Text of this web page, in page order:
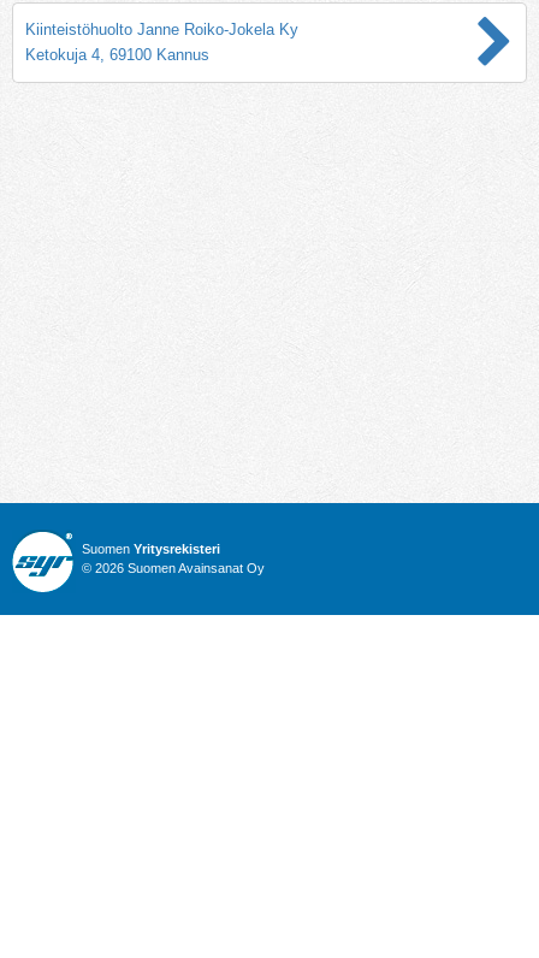
Kiinteistöhuolto Janne Roiko-Jokela Ky
Ketokuja 4, 69100 Kannus
Suomen Yritysrekisteri
© 2026 Suomen Avainsanat Oy